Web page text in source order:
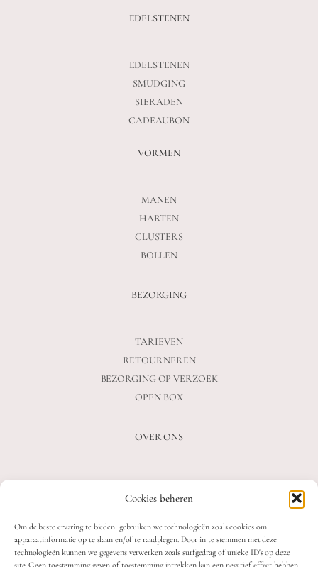
Cookies beheren
Om de beste ervaring te bieden, gebruiken we technologieën zoals cookies om
apparaatinformatie op te slaan en/of te raadplegen. Door in te stemmen met deze
technologieën kunnen we gegevens verwerken zoals surfgedrag of unieke ID's op deze
site. Geen toestemming geven of toestemming intrekken kan een negatief effect hebben
EDELSTENEN
EDELSTENEN
SMUDGING
SIERADEN
CADEAUBON
VORMEN
MANEN
HARTEN
CLUSTERS
BOLLEN
BEZORGING
TARIEVEN
RETOURNEREN
BEZORGING OP VERZOEK
OPEN BOX
OVER ONS
VEELGESTELDE VRAGEN
OVER ONS
CONTACT